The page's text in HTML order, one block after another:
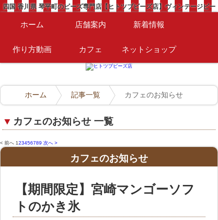
四国 香川県 琴平町のビーズ専門店【ヒトツブビーズ店】ヴィンテージビー
ホーム 店舗案内 新着情報
作り方動画 カフェ ネットショップ
ホーム 記事一覧 カフェのお知らせ
▼ カフェのお知らせ 一覧
< 前へ 123456789 次へ >
カフェのお知らせ
【期間限定】宮崎マンゴーソフ
トのかき氷